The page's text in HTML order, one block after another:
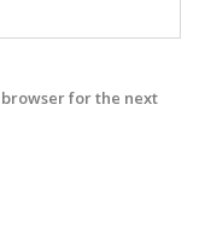
for the next